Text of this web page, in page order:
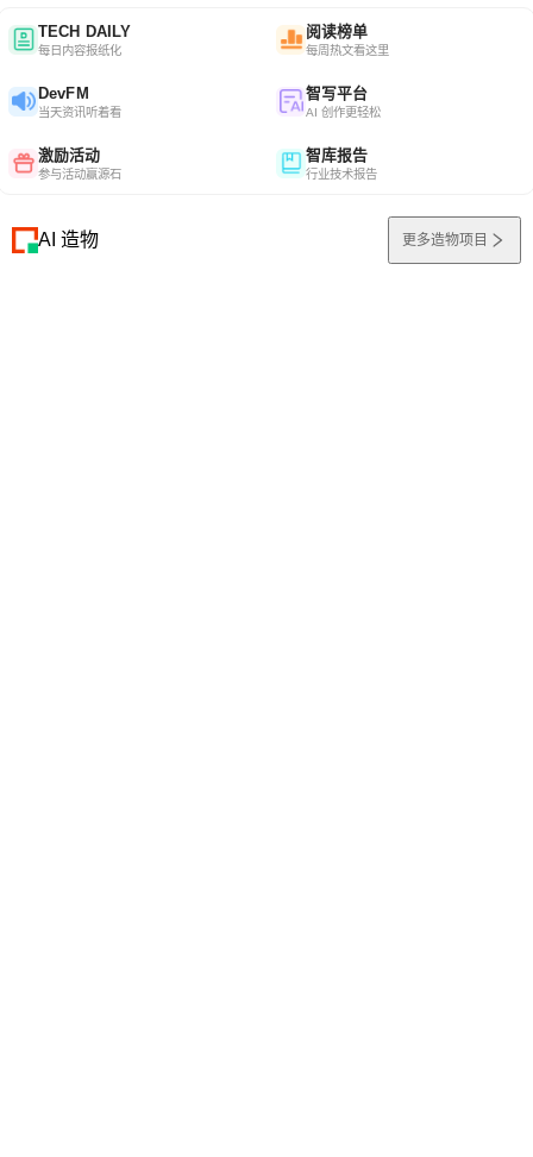
TECH DAILY
每日内容报纸化
阅读榜单
每周热文看这里
DevFM
当天资讯听着看
智写平台
AI 创作更轻松
激励活动
参与活动赢源石
智库报告
行业技术报告
AI 造物 更多造物项目